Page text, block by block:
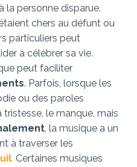
à la personne disparue.
chers au défunt ou
particuliers peut
à célébrer sa vie.
peut faciliter
. Parfois, lorsque les
ou des paroles
le manque, mais
, la musique a un
à traverser les
. Certaines musiques